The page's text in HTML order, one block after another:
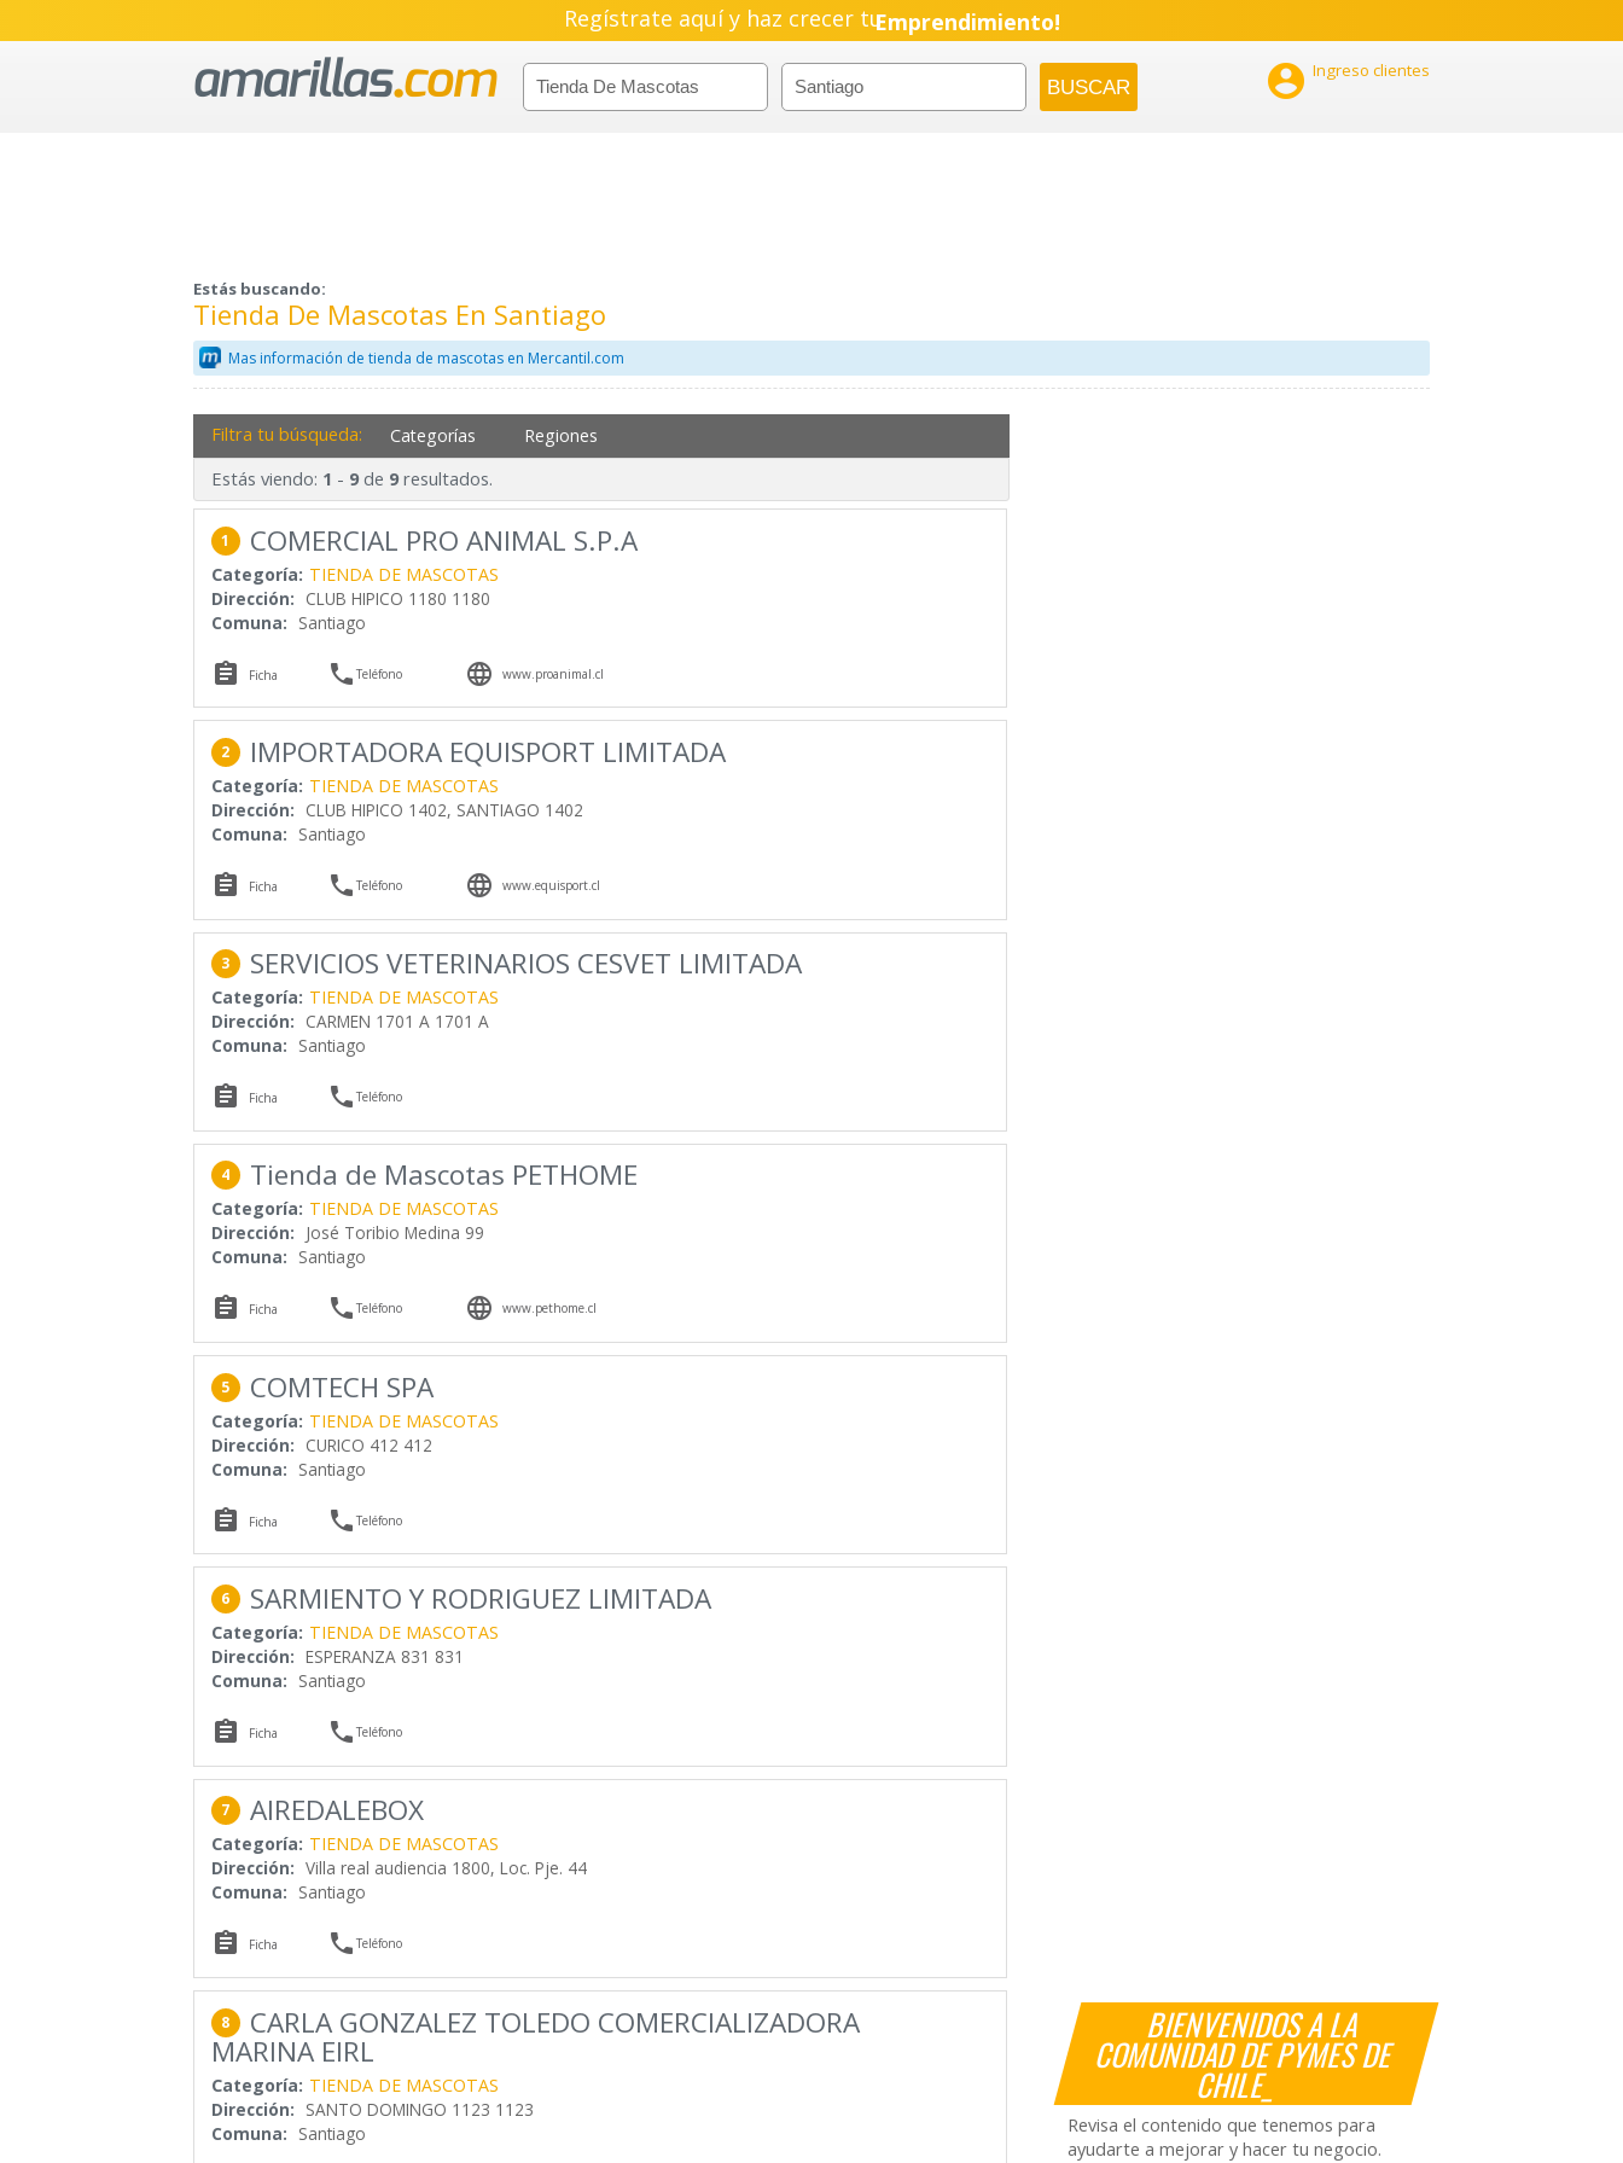
Regístrate aquí y haz crecer tuEmprendimiento!
 Ingreso clientes
Estás buscando:
Tienda De Mascotas En Santiago
Mas información de tienda de mascotas en Mercantil.com
BIENVENIDOS A LA
COMUNIDAD DE PYMES DE
CHILE_
Revisa el contenido que tenemos para
ayudarte a mejorar y hacer tu negocio.
Filtra tu búsqueda: Categorías Regiones
Estás viendo: 1 - 9de 9resultados.
1 COMERCIAL PRO ANIMAL S.P.A
Categoría: TIENDA DE MASCOTAS
Dirección: CLUB HIPICO 1180 1180
Comuna: Santiago
 Ficha Teléfono  www.proanimal.cl
2 IMPORTADORA EQUISPORT LIMITADA
Categoría: TIENDA DE MASCOTAS
Dirección: CLUB HIPICO 1402, SANTIAGO 1402
Comuna: Santiago
 Ficha Teléfono  www.equisport.cl
3 SERVICIOS VETERINARIOS CESVET LIMITADA
Categoría: TIENDA DE MASCOTAS
Dirección: CARMEN 1701 A 1701 A
Comuna: Santiago
 Ficha Teléfono
4 Tienda de Mascotas PETHOME
Categoría: TIENDA DE MASCOTAS
Dirección: José Toribio Medina 99
Comuna: Santiago
 Ficha Teléfono  www.pethome.cl
5 COMTECH SPA
Categoría: TIENDA DE MASCOTAS
Dirección: CURICO 412 412
Comuna: Santiago
 Ficha Teléfono
6 SARMIENTO Y RODRIGUEZ LIMITADA
Categoría: TIENDA DE MASCOTAS
Dirección: ESPERANZA 831 831
Comuna: Santiago
 Ficha Teléfono
7 AIREDALEBOX
Categoría: TIENDA DE MASCOTAS
Dirección: Villa real audiencia 1800, Loc. Pje. 44
Comuna: Santiago
 Ficha Teléfono
8 CARLA GONZALEZ TOLEDO COMERCIALIZADORA
MARINA EIRL
Categoría: TIENDA DE MASCOTAS
Dirección: SANTO DOMINGO 1123 1123
Comuna: Santiago